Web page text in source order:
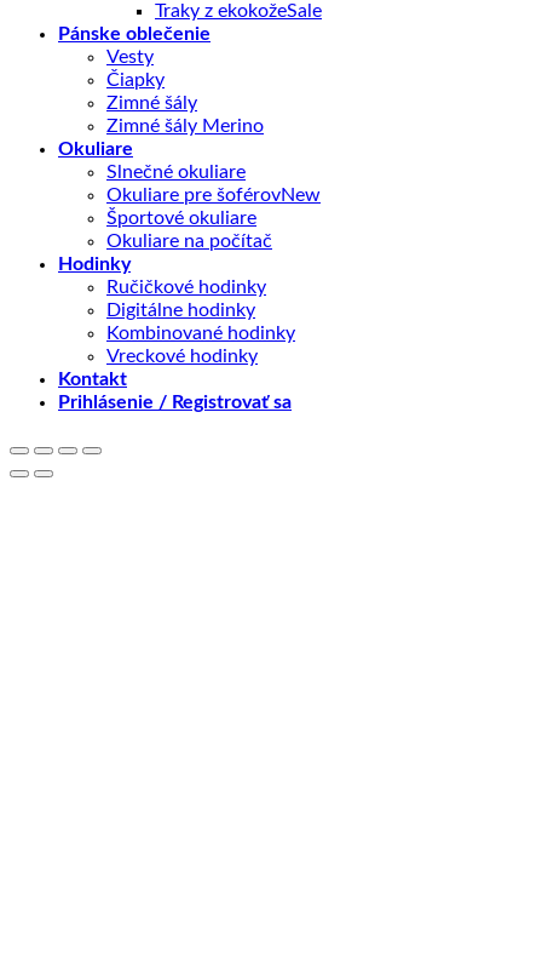
Traky z ekokože
Pánske oblečenie
Vesty
Čiapky
Zimné šály
Zimné šály Merino
Okuliare
Slnečné okuliare
Okuliare pre šoférov
Športové okuliare
Okuliare na počítač
Hodinky
Ručičkové hodinky
Digitálne hodinky
Kombinované hodinky
Vreckové hodinky
Kontakt
Prihlásenie / Registrovať sa